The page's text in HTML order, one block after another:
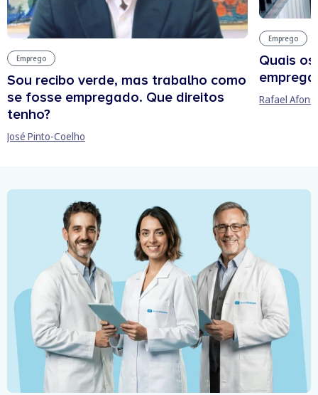
Emprego
Sou recibo verde, mas trabalho como
se fosse empregado. Que direitos
tenho?
José Pinto-Coelho
Emprego
Quais
Rafael